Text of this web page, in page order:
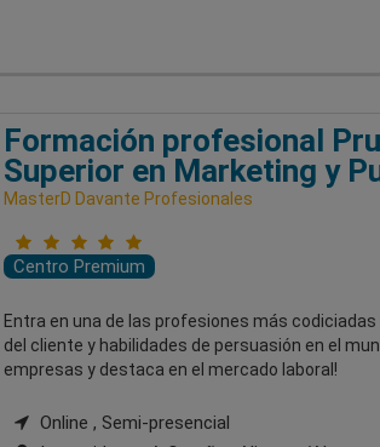
Formación profesional
Superior en Marketing y
MasterD Davante Profesionales
Centro Premium
Entra en una de las profesiones más
del cliente y habilidades de persuasión en el
empresas y destaca en el mercado laboral!
Online , Semi-presencial